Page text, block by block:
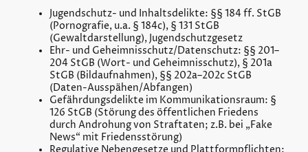
Jugendschutz- und Inhaltsdelikte: §§ 184 ff. StGB
(Pornografie, u.a. § 184c), § 131 StGB
(Gewaltdarstellung), Jugendschutzgesetz
Ehr- und Geheimnisschutz/Datenschutz: §§ 201–
204 StGB (Wort- und Geheimnisschutz), § 201a
StGB (Bildaufnahmen), §§ 202a–202c StGB
(Daten-Ausspähen/Abfangen)
Gefährdungsdelikte im Kommunikationsraum: §
126 StGB (Störung des öffentlichen Friedens
durch Androhung von Straftaten; z.B. bei „Fake
News“ mit Friedensstörung)